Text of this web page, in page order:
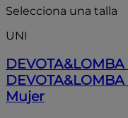
Selecciona una talla
UNI
DEVOTA&LOMBA
Mujer